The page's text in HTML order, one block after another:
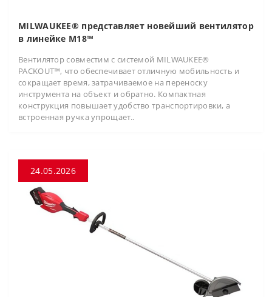
MILWAUKEE® представляет новейший вентилятор
в линейке M18™
Вентилятор совместим с системой MILWAUKEE®
PACKOUT™, что обеспечивает отличную мобильность и
сокращает время, затрачиваемое на переноску
инструмента на объект и обратно. Компактная
конструкция повышает удобство транспортировки, а
встроенная ручка упрощает..
24.05.2026